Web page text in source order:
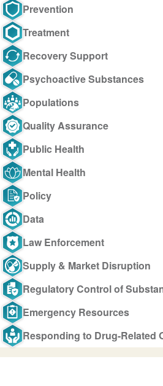
Prevention
Treatment
Recovery Support
Psychoactive Substances
Populations
Quality Assurance
Public Health
Mental Health
Policy
Data
Law Enforcement
Supply & Market Disruption
Regulatory Control of
Emergency Resources
Responding to Drug-Related